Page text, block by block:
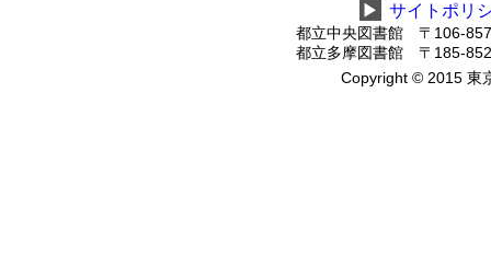
▶ サイトポリ
都立中央図書館 〒106-
都立多摩図書館 〒185-
Copyright © 2015 東